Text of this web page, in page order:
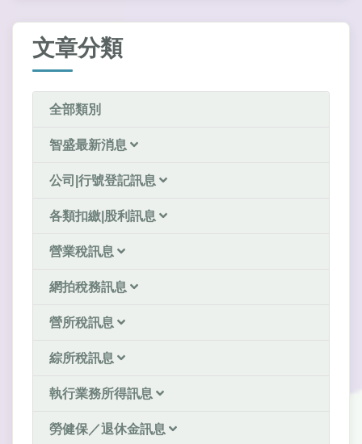
文章分類
全部類別
智盛最新消息
公司|行號登記訊息
各類扣繳|股利訊息
營業稅訊息
網拍稅務訊息
營所稅訊息
綜所稅訊息
執行業務所得訊息
勞健保／退休金訊息